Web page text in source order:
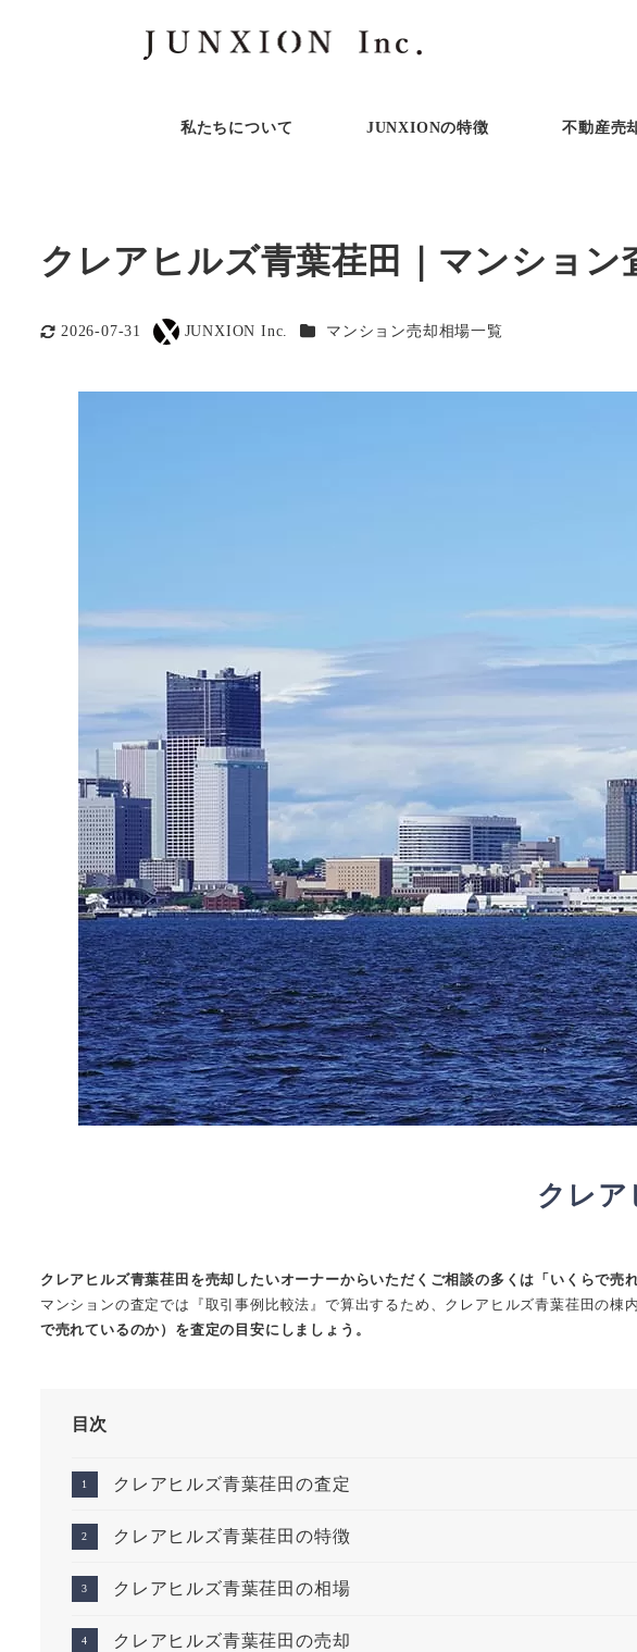
私たちについて JUNXIONの特徴 不動産売
クレアヒルズ青葉荏田｜マンション
更新日
2026-07-31
著
JUNXION Inc. カテゴリー
マンション売却相場一覧
クレア
クレアヒルズ青葉荏田を売却したいオーナーからいただくご相談の多くは「いくらで売
マンションの査定では『取引事例比較法』で算出するため、クレアヒルズ青葉荏田の棟
で売れているのか）を査定の目安にしましょう。
目次
クレアヒルズ青葉荏田の査定
クレアヒルズ青葉荏田の特徴
クレアヒルズ青葉荏田の相場
クレアヒルズ青葉荏田の売却